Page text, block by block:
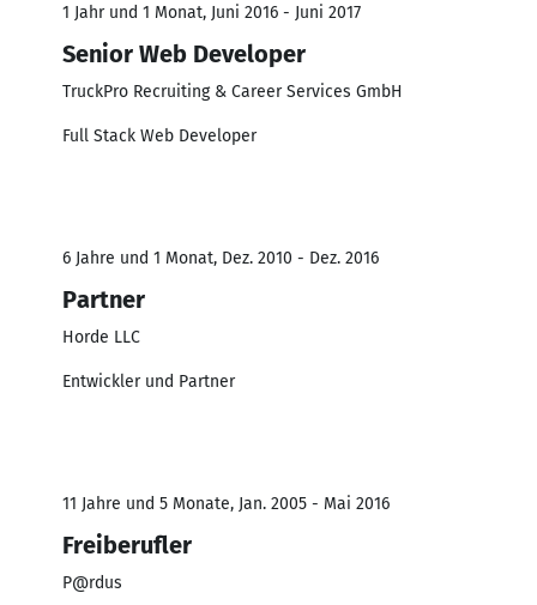
1 Jahr und 1 Monat, Juni 2016 - Juni 2017
Senior Web Developer
TruckPro Recruiting & Career Services GmbH
Full Stack Web Developer
6 Jahre und 1 Monat, Dez. 2010 - Dez. 2016
Partner
Horde LLC
Entwickler und Partner
11 Jahre und 5 Monate, Jan. 2005 - Mai 2016
Freiberufler
P@rdus